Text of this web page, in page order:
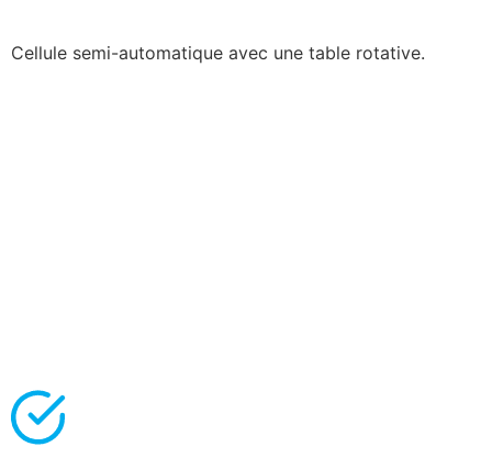
Cellule semi-automatique avec une table rotative.